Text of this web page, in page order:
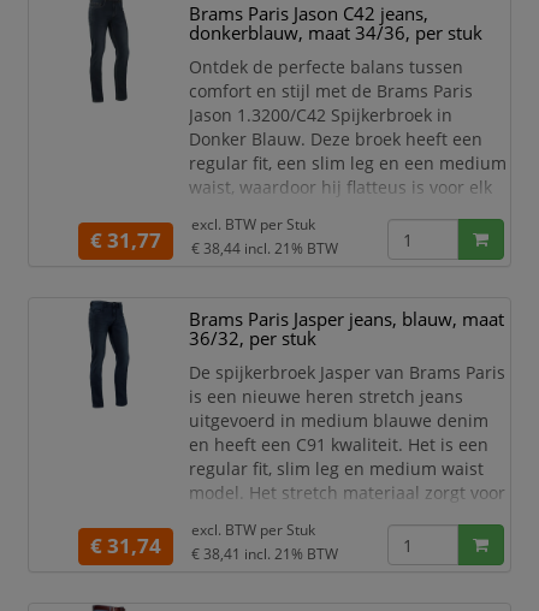
Kleur: Donkerblauw
Lengte maten: 30, 32, 34 en 36
Wijdte maten: 28 t/m 40
Reg
Brams Paris Jason C42 jeans,
donkerblauw, maat 34/36, per stuk
Ontdek de perfecte balans tussen
comfort en stijl met de Brams Paris
Jason 1.3200/C42 Spijkerbroek in
Donker Blauw. Deze broek heeft een
regular fit, een slim leg en een medium
waist, waardoor hij flatteus is voor elk
hebt of een avondje uit gaat, deze
spijkerbroek biedt de ideale pasvorm
Kleur: Donkerblauw
Lengte maten: 30, 32, 34 en 36
Wijdte maten: 28 t/m 40
Reg
€ 31,77
excl. BTW per Stuk
€ 38,44 incl. 21% BTW
Brams Paris Jasper jeans, blauw, maat
36/32, per stuk
De spijkerbroek Jasper van Brams Paris
is een nieuwe heren stretch jeans
uitgevoerd in medium blauwe denim
en heeft een C91 kwaliteit. Het is een
regular fit, slim leg en medium waist
model. Het stretch materiaal zorgt voor
Specificaties:
€ 31,74
excl. BTW per Stuk
€ 38,41 incl. 21% BTW